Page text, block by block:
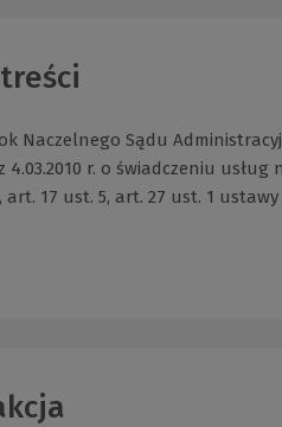
Naczelnego Sądu
4.03.2010 r. o świadczeniu
art. 17 ust. 5, art. 27 ust. 1 ustawy